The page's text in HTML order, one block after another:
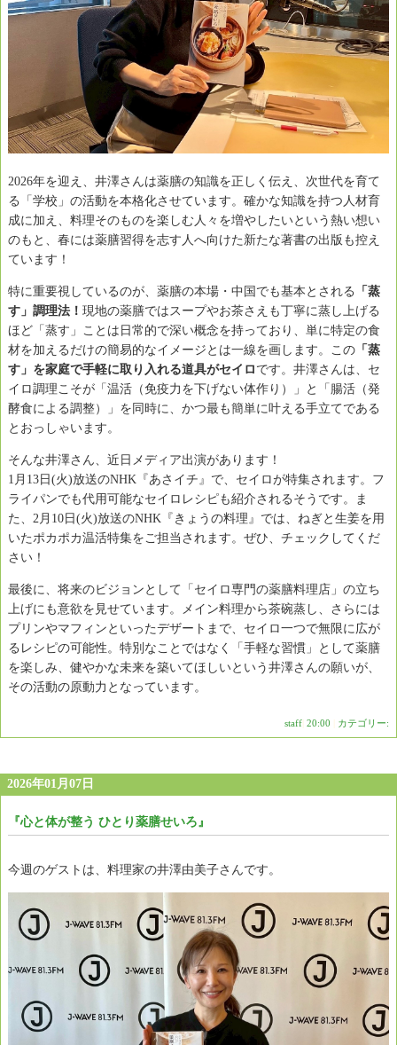
2026年を迎え、井澤さんは薬膳の知識を正しく伝え、次世代を育て
る「学校」の活動を本格化させています。確かな知識を持つ人材育
成に加え、料理そのものを楽しむ人々を増やしたいという熱い想い
のもと、春には薬膳習得を志す人へ向けた新たな著書の出版も控え
ています！
特に重要視しているのが、薬膳の本場・中国でも基本とされる
「蒸
す」調理法！ 現地の薬膳ではスープやお茶さえも丁寧に蒸し上げる
ほど「蒸す」ことは日常的で深い概念を持っており、単に特定の食
材を加えるだけの簡易的なイメージとは一線を画します。この 「蒸
す」を家庭で手軽に取り入れる道具がセイロ です。井澤さんは、セ
イロ調理こそが「温活（免疫力を下げない体作り）」と「腸活（発
酵食による調整）」を同時に、かつ最も簡単に叶える手立てである
とおっしゃいます。
そんな井澤さん、近日メディア出演があります！
1月13日(火)放送のNHK『あさイチ』で、セイロが特集されます。フ
ライパンでも代用可能なセイロレシピも紹介されるそうです。ま
た、2月10日(火)放送のNHK『きょうの料理』では、ねぎと生姜を用
いたポカポカ温活特集をご担当されます。ぜひ、チェックしてくだ
さい！
最後に、将来のビジョンとして「セイロ専門の薬膳料理店」の立ち
上げにも意欲を見せています。メイン料理から茶碗蒸し、さらには
プリンやマフィンといったデザートまで、セイロ一つで無限に広が
るレシピの可能性。特別なことではなく「手軽な習慣」として薬膳
を楽しみ、健やかな未来を築いてほしいという井澤さんの願いが、
その活動の原動力となっています。
staff 20:00 カテゴリー:
2026年01月07日
『心と体が整う ひとり薬膳せいろ』
今週のゲストは、料理家の井澤由美子さんです。